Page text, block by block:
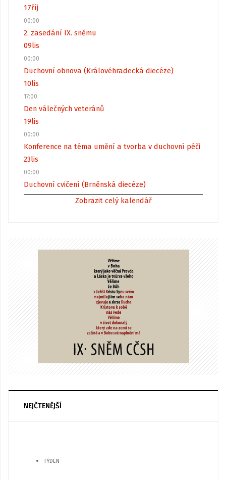
17říj
00:00
2. zasedání IX. sněmu
09lis
00:00
Duchovní obnova (Královéhradecká diecéze)
10lis
17:00
Den válečných veteránů
19lis
00:00
Konference na téma umění a tvorba v duchovní péči
23lis
00:00
Duchovní cvičení (Brněnská diecéze)
Zobrazit celý kalendář
NEJČTENĚJŠÍ
TÝDEN